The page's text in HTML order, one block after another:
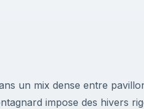
un mix dense entre
impose des hivers